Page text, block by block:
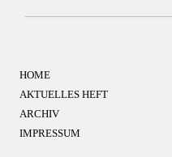
HOME
AKTUELLES HEFT
ARCHIV
IMPRESSUM